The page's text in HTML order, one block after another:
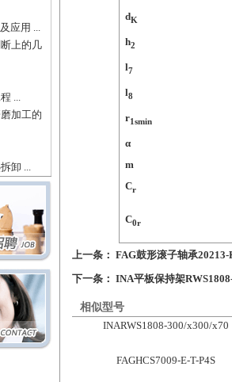
应用 ...
上的几
...
加工的
卸 ...
dK
h2
l7
l8
r1smin
α
m
Cr
C0r
上一条： FAG鼓形滚子轴承
下一条： INA平板保持架
相似型号
INARWS1808-300/x300/x70
FAGHCS7009-E-T-P4S